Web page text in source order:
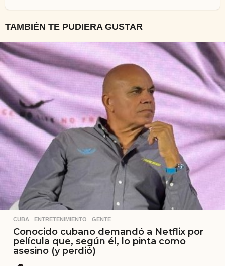
TAMBIÉN TE PUDIERA GUSTAR
CUBA ,ENTRETENIMIENTO ,GENTE
Conocido cubano demandó a Netflix por
película que, según él, lo pinta como
asesino (y perdió)